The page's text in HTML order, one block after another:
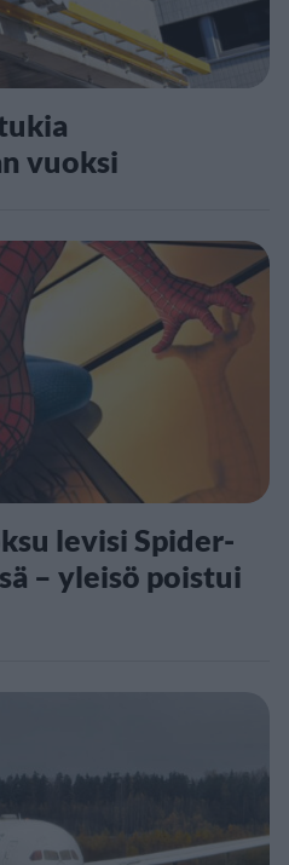
vuoksi
levisi Spider-
– yleisö poistui